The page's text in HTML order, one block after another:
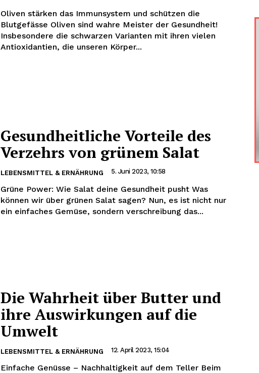
Oliven stärken das Immunsystem und schützen die
Blutgefässe Oliven sind wahre Meister der Gesundheit!
Insbesondere die schwarzen Varianten mit ihren vielen
Antioxidantien, die unseren Körper...
Gesundheitliche Vorteile des
Verzehrs von grünem Salat
LEBENSMITTEL & ERNÄHRUNG 5. Juni 2023, 10:58
Grüne Power: Wie Salat deine Gesundheit pusht Was
können wir über grünen Salat sagen? Nun, es ist nicht nur
ein einfaches Gemüse, sondern verschreibung das...
Die Wahrheit über Butter und
ihre Auswirkungen auf die
Umwelt
LEBENSMITTEL & ERNÄHRUNG 12. April 2023, 15:04
Einfache Genüsse – Nachhaltigkeit auf dem Teller Beim